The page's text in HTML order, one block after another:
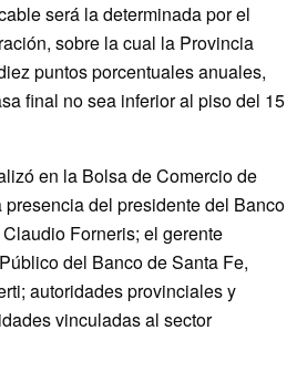
será la determinada por el
sobre la cual la Provincia
puntos porcentuales anuales,
final no sea inferior al piso del 15
en la Bolsa de Comercio de
del presidente del Banco
Forneris; el gerente
del Banco de Santa Fe,
autoridades provinciales y
vinculadas al sector